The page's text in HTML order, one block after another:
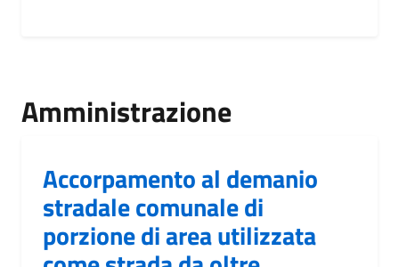
Amministrazione
Accorpamento al demanio
stradale comunale di
porzione di area utilizzata